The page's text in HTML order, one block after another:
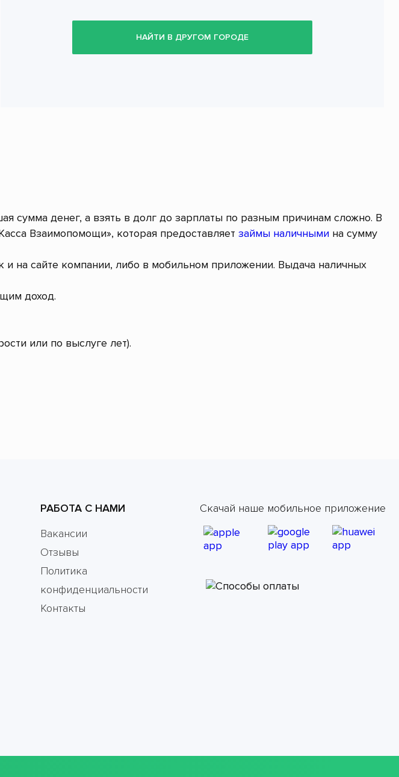
НАЙТИ В ДРУГОМ ГОРОДЕ
сумма денег, а взять в долг до зарплаты по разным причинам сложно. В
Взаимопомощи», которая предоставляет займы наличными на сумму
на сайте компании, либо в мобильном приложении. Выдача наличных
доход.
или по выслуге лет).
РАБОТА С НАМИ
Вакансии
Отзывы
Политика
конфиденциальности
Контакты
Скачай наше мобильное приложение